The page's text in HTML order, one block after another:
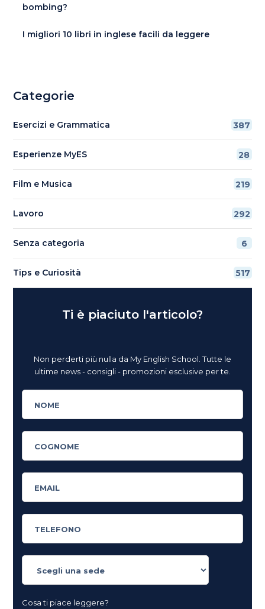
bombing?
I migliori 10 libri in inglese facili da leggere
Categorie
Esercizi e Grammatica 387
Esperienze MyES 28
Film e Musica 219
Lavoro 292
Senza categoria 6
Tips e Curiosità 517
Ti è piaciuto l'articolo?
Non perderti più nulla da My English School. Tutte le
ultime news - consigli - promozioni esclusive per te.
Cosa ti piace leggere?